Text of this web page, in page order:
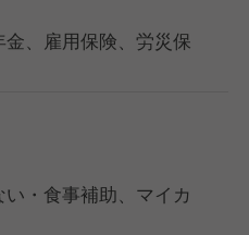
、雇用保険、労災保
・食事補助、マイカ